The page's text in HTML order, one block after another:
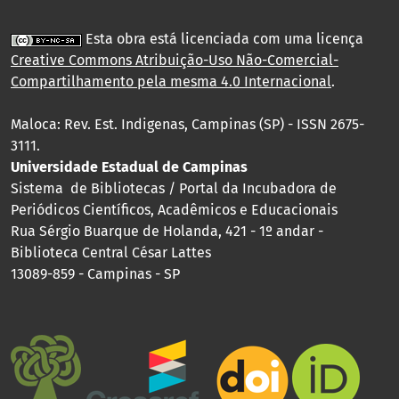
Esta obra está licenciada com uma licença
Creative Commons Atribuição-Uso Não-Comercial-
Compartilhamento pela mesma 4.0 Internacional.
Maloca: Rev. Est. Indigenas, Campinas (SP) - ISSN 2675-
3111.
Universidade Estadual de Campinas
Sistema de Bibliotecas / Portal da Incubadora de
Periódicos Científicos, Acadêmicos e Educacionais
Rua Sérgio Buarque de Holanda, 421 - 1º andar -
Biblioteca Central César Lattes
13089-859 - Campinas - SP